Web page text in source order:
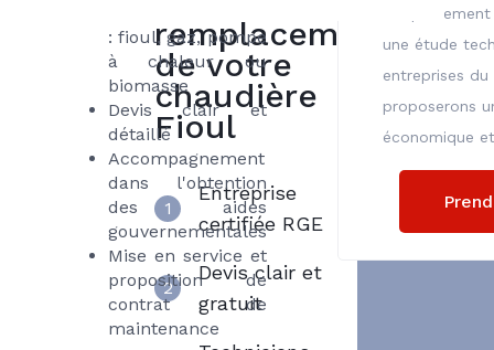
: fioul, gaz, pompe
à chaleur ou
biomasse
Devis clair et
détaillé
Accompagnement
dans l'obtention
des aides
gouvernementales
Mise en service et
proposition de
contrat de
maintenance
une étude
entreprises du
proposerons
économique
remplacement
de votre
chaudière
Fioul
1
Entreprise
certifiée RGE
2
Devis clair et
gratuit